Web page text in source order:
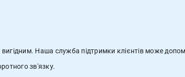
Наша служба підтримки клієнтів може
зв'язку.